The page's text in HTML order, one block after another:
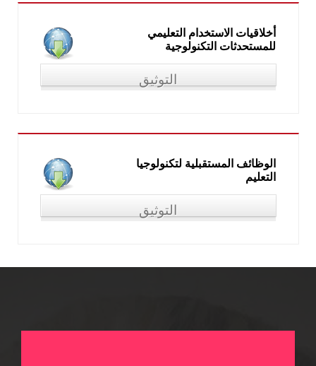
أخلاقيات الاستخدام التعليمي
للمستحدثات التكنولوجية
التوثيق
يوليو 2018)
الوظائف المستقبلية لتكنولوجيا
التعليم
التوثيق